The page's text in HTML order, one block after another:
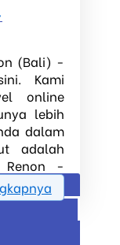
(Bali) -
Kami
online
lebih
dalam
adalah
Renon -